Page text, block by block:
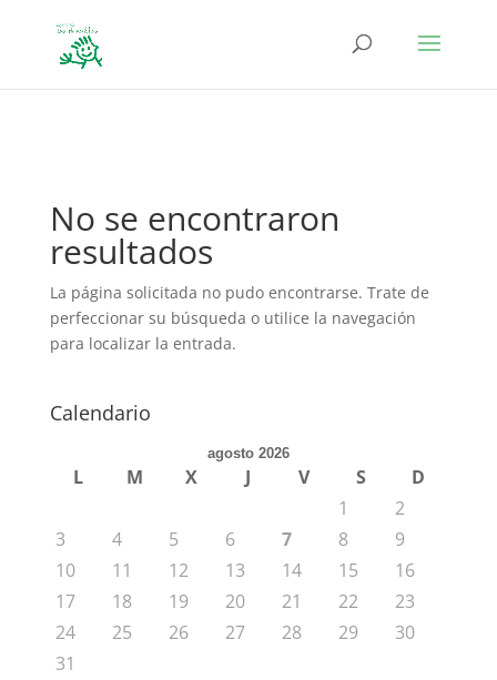
No se encontraron
resultados
La página solicitada no pudo encontrarse. Trate de
perfeccionar su búsqueda o utilice la navegación
para localizar la entrada.
Calendario
agosto 2026
L M X J V S
D
1
2
3
4 5 6 7 8
9
10
11 12 13 14 15
16
17
18 19 20 21 22
23
24
25 26 27 28 29
30
31